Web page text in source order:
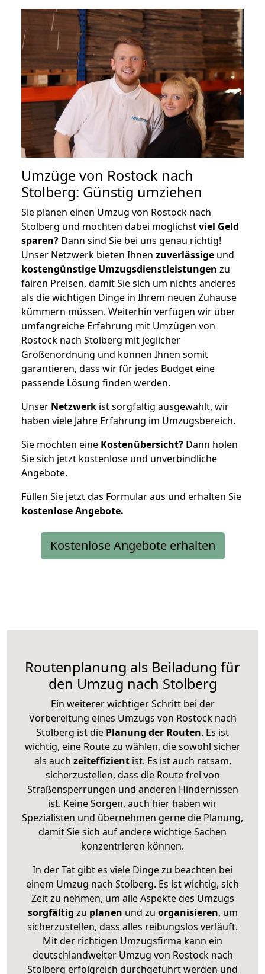
Umzüge von Rostock nach
Stolberg: Günstig umziehen
Sie planen einen Umzug von Rostock nach
Stolberg und möchten dabei möglichstviel Geld
sparen? Dann sind Sie bei uns genau richtig!
Unser Netzwerk bieten Ihnen zuverlässige und
kostengünstige Umzugsdienstleistungen zu
fairen Preisen, damit Sie sich um nichts anderes
als die wichtigen Dinge in Ihrem neuen Zuhause
kümmern müssen. Weiterhin verfügen wir über
umfangreiche Erfahrung mit Umzügen von
Rostock nach Stolberg mit jeglicher
Größenordnung und können Ihnen somit
garantieren, dass wir für jedes Budget eine
passende Lösung finden werden.
Unser Netzwerk ist sorgfältig ausgewählt, wir
haben viele Jahre Erfahrung im Umzugsbereich.
Sie möchten eine Kostenübersicht? Dann holen
Sie sich jetzt kostenlose und unverbindliche
Angebote.
Füllen Sie jetzt das Formular aus und erhalten Sie
kostenloseAngebote.
Kostenlose Angebote erhalten
Routenplanung als Beiladung für
den Umzug nach Stolberg
Ein weiterer wichtiger Schritt bei der
Vorbereitung eines Umzugs von Rostock nach
Stolberg ist die Planung der Routen. Es ist
wichtig, eine Route zu wählen, die sowohl sicher
als auch zeiteffizientist. Es ist auch ratsam,
sicherzustellen, dass die Route frei von
Straßensperrungen und anderen Hindernissen
ist. Keine Sorgen, auch hier haben wir
Spezialisten und übernehmen gerne die Planung,
damit Sie sich auf andere wichtige Sachen
konzentrieren können.
In der Tat gibt es viele Dinge zu beachten bei
einem Umzug nach Stolberg. Es ist wichtig, sich
Zeit zu nehmen, um alle Aspekte des Umzugs
sorgfältig zu planen und zu organisieren, um
sicherzustellen, dass alles reibungslos verläuft.
Mit der richtigen Umzugsfirma kann ein
deutschlandweiter Umzug von Rostock nach
Stolberg erfolgreich durchgeführt werden und